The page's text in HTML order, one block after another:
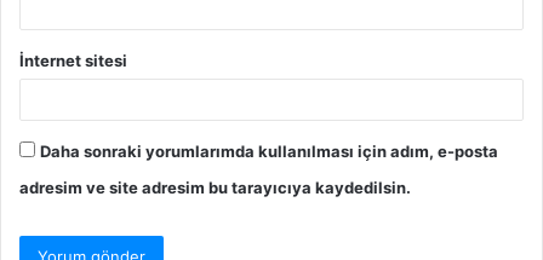
İnternet sitesi
Daha sonraki yorumlarımda kullanılması için adım, e-posta
adresim ve site adresim bu tarayıcıya kaydedilsin.